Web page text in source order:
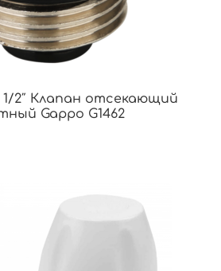
1/2″ Клапан отсекающий
Gappo G1462